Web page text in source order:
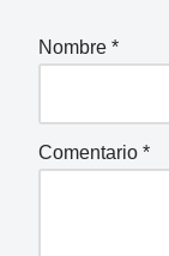
Nombre *
Comentario *